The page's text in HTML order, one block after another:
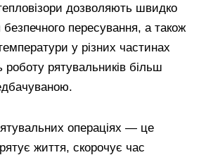
дозволяють швидко
пересування, а також
у різних частинах
роботу рятувальників більш
операціях — це
життя, скорочує час